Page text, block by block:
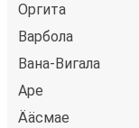
Оргита
Варбола
Вана-Вигала
Аре
Ääсмае